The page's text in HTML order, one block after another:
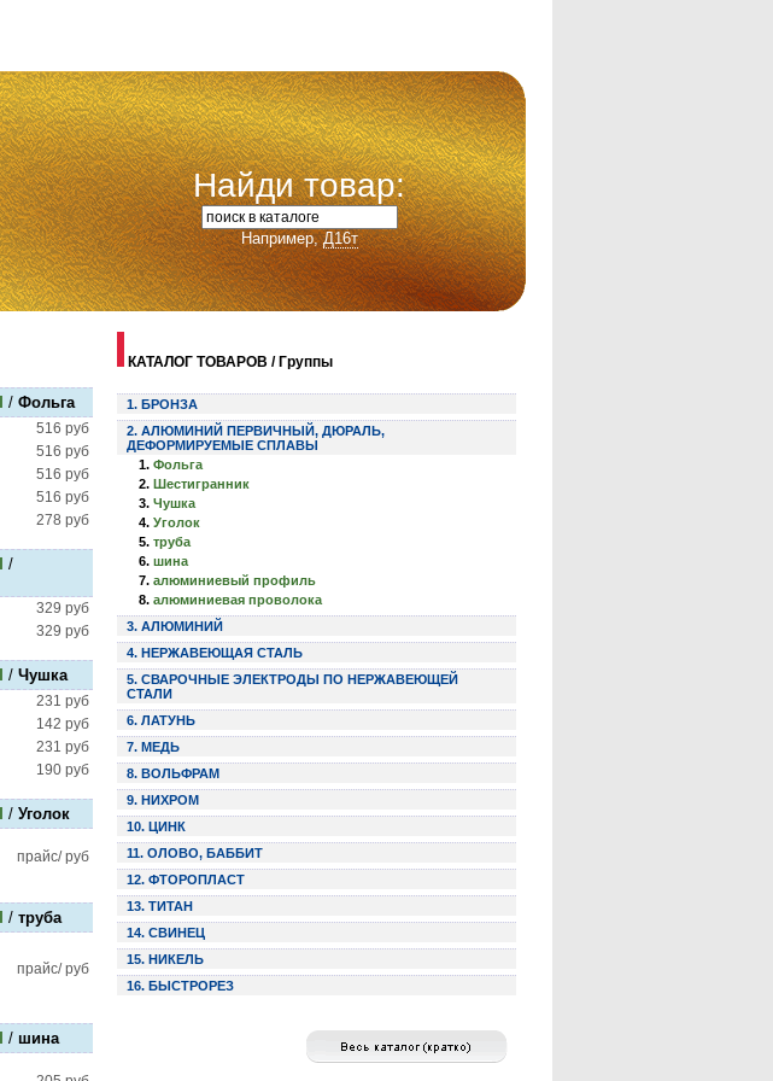
Найди товар:
Например,Д16т
/ Фольга
516 руб
516 руб
516 руб
516 руб
278 руб
/
329 руб
329 руб
/ Чушка
231 руб
142 руб
231 руб
190 руб
/ Уголок
прайс/ руб
/ труба
прайс/ руб
/ шина
КАТАЛОГ ТОВАРОВ / Группы
1. БРОНЗА
2. АЛЮМИНИЙ ПЕРВИЧНЫЙ, ДЮРАЛЬ,
ДЕФОРМИРУЕМЫЕ СПЛАВЫ
1. Фольга
2. Шестигранник
3. Чушка
4. Уголок
5. труба
6. шина
7. алюминиевый профиль
8. алюминиевая проволока
3. АЛЮМИНИЙ
4. НЕРЖАВЕЮЩАЯ СТАЛЬ
5. СВАРОЧНЫЕ ЭЛЕКТРОДЫ ПО НЕРЖАВЕЮЩЕЙ
СТАЛИ
6. ЛАТУНЬ
7. МЕДЬ
8. ВОЛЬФРАМ
9. НИХРОМ
10. ЦИНК
11. ОЛОВО, БАББИТ
12. ФТОРОПЛАСТ
13. ТИТАН
14. СВИНЕЦ
15. НИКЕЛЬ
16. БЫСТРОРЕЗ